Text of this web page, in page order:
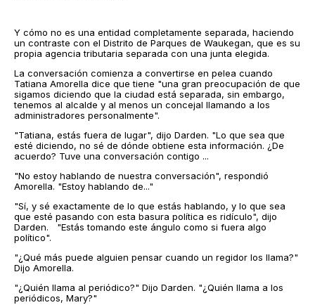
Y cómo no es una entidad completamente separada, haciendo
un contraste con el Distrito de Parques de Waukegan, que es su
propia agencia tributaria separada con una junta elegida.
La conversación comienza a convertirse en pelea cuando
Tatiana Amorella dice que tiene "una gran preocupación de que
sigamos diciendo que la ciudad está separada, sin embargo,
tenemos al alcalde y al menos un concejal llamando a los
administradores personalmente".
"Tatiana, estás fuera de lugar", dijo Darden. "Lo que sea que
esté diciendo, no sé de dónde obtiene esta información. ¿De
acuerdo? Tuve una conversación contigo ...
"No estoy hablando de nuestra conversación", respondió
Amorella. "Estoy hablando de..."
"Sí, y sé exactamente de lo que estás hablando, y lo que sea
que esté pasando con esta basura política es ridículo", dijo
Darden. "Estás tomando este ángulo como si fuera algo
político".
"¿Qué más puede alguien pensar cuando un regidor los llama?"
Dijo Amorella.
"¿Quién llama al periódico?" Dijo Darden. "¿Quién llama a los
periódicos, Mary?"